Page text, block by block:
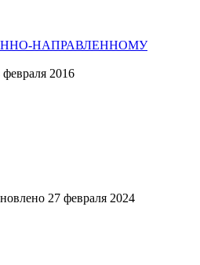
НАПРАВЛЕННОМУ
февраля 2016
27 февраля 2024